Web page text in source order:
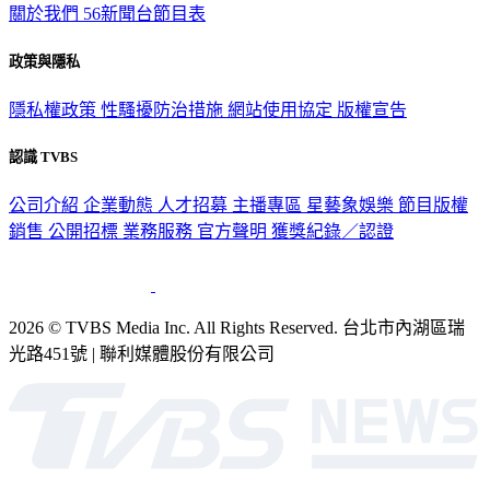
關於我們56新聞台節目表
政策與隱私
隱私權政策性騷擾防治措施網站使用協定版權宣告
認識 TVBS
公司介紹企業動態人才招募主播專區星藝象娛樂節目版權
銷售公開招標業務服務官方聲明獲獎紀錄／認證
2026 © TVBS Media Inc. All Rights Reserved. 台北市內湖區瑞
光路451號 | 聯利媒體股份有限公司